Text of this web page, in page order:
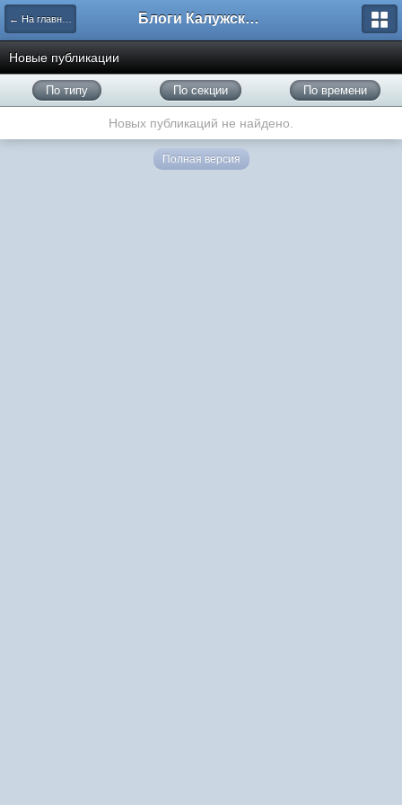
← На главную Блоги Калужского перекрестка
Новые публикации
По типу По секции По времени
Новых публикаций не найдено.
Полная версия